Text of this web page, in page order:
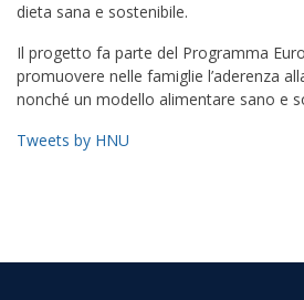
dieta sana e sostenibile.
Il progetto fa parte del Programma
promuovere nelle famiglie l’aderenza
nonché un modello alimentare sano e
Tweets by HNU